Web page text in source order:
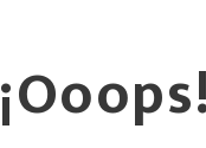
¡Ooops!